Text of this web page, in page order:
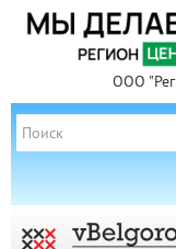
ООО